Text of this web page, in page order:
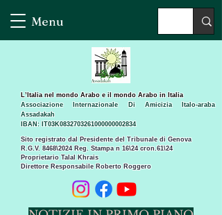
Menu
Sito registrato dal Presidente del Tribunale di Genova
R.G.V. 8468\2024 Reg. Stampa n 16\24 cron.61\24 ​
Proprietario Talal Khrais
Direttore Responsabile Roberto Roggero
L’Italia nel mondo Arabo e il mondo Arabo in Italia
Associazione Internazionale Di Amicizia Italo-araba
Assadakah
IBAN: IT03K0832703261000000002834